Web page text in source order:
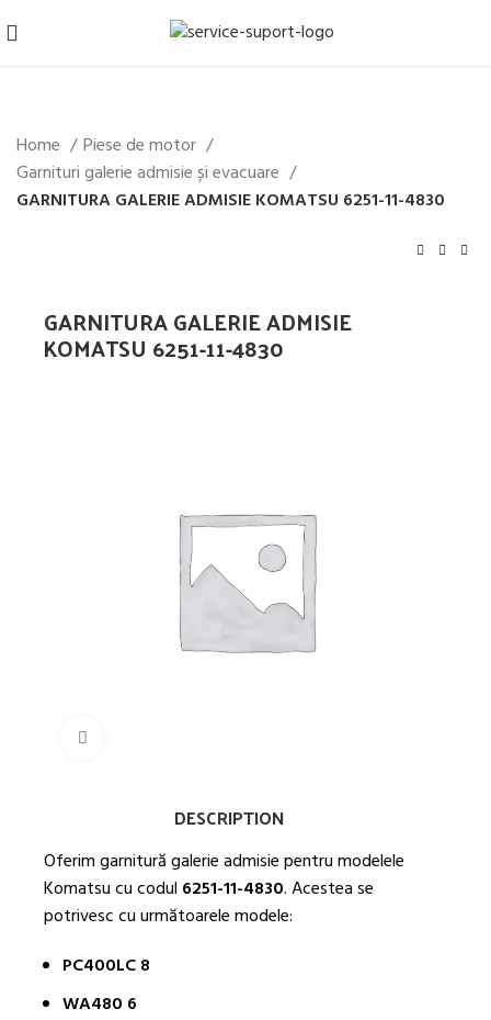
Home
Piese de motor
Garnituri galerie admisie și evacuare
GARNITURA GALERIE ADMISIE KOMATSU 6251-11-4830
GARNITURA GALERIE ADMISIE
KOMATSU 6251-11-4830
DESCRIPTION
Oferim garnitură galerie admisie pentru modelele
Komatsu cu codul 6251-11-4830. Acestea se
potrivesc cu următoarele modele:
PC400LC 8
WA480 6